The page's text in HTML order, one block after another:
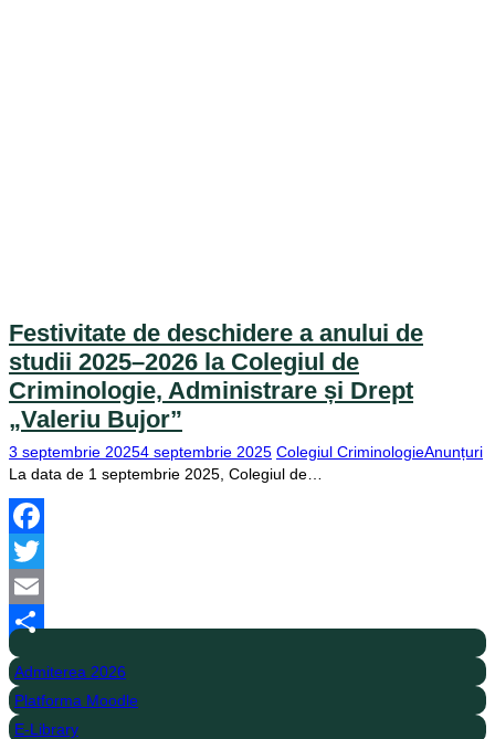
Festivitate de deschidere a anului de
studii 2025–2026 la Colegiul de
Criminologie, Administrare și Drept
„Valeriu Bujor”
3 septembrie 20254 septembrie 2025 Colegiul CriminologieAnunțuri
La data de 1 septembrie 2025, Colegiul de…
Facebook
Twitter
Email
Partajează
Admiterea 2026
Platforma Moodle
E-Library